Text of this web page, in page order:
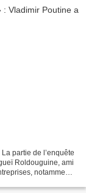
partie de l’enquête
Roldouguine, ami
notamment